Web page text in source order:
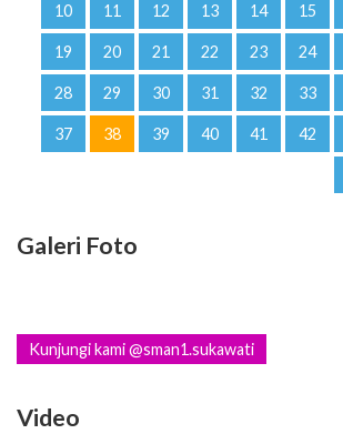
10 11 12 13 14 15
19 20 21 22 23 24
28 29 30 31 32 33
37 38 39 40 41 42
Galeri Foto
Kunjungi kami @sman1.sukawati
Video